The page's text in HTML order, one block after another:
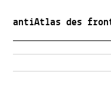
antiAtlas des